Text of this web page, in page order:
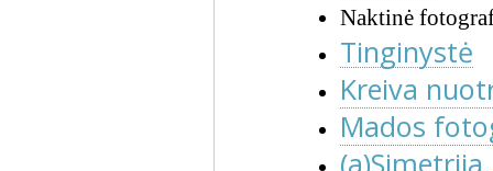
Naktinė
Tinginystė
Kreiva
Mados